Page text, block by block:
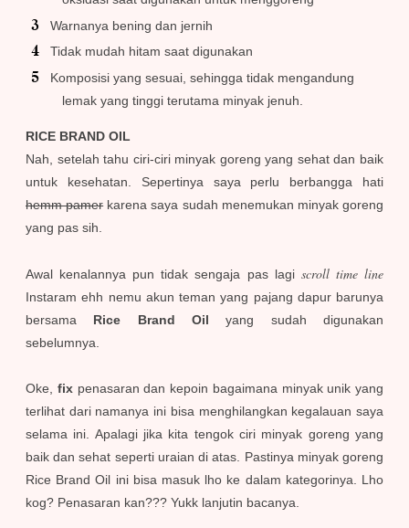
Warnanya bening dan jernih
Tidak mudah hitam saat digunakan
Komposisi yang sesuai, sehingga tidak mengandung
lemak yang tinggi terutama minyak jenuh.
RICE BRAND OIL
Nah, setelah tahu ciri-ciri minyak goreng yang sehat dan baik
untuk kesehatan. Sepertinya saya perlu berbangga hati
hemm pamerkarena saya sudah menemukan minyak goreng
yang pas sih.
Awal kenalannya pun tidak sengaja pas lagi scroll time line
Instaram ehh nemu akun teman yang pajang dapur barunya
bersama Rice Brand Oil yang sudah digunakan
sebelumnya.
Oke, fixpenasaran dan kepoin bagaimana minyak unik yang
terlihat dari namanya ini bisa menghilangkan kegalauan saya
selama ini. Apalagi jika kita tengok ciri minyak goreng yang
baik dan sehat seperti uraian di atas. Pastinya minyak goreng
Rice Brand Oil ini bisa masuk lho ke dalam kategorinya. Lho
kog? Penasaran kan??? Yukk lanjutin bacanya.